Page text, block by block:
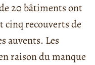
20 bâtiments ont
cinq recouverts de
auvents. Les
raison du manque